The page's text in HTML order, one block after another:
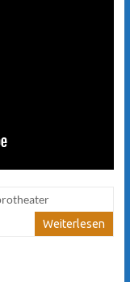
Weiterlesen